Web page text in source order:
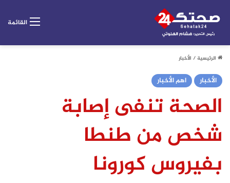
القائمة
الرئيسية/ الأخبار
الأخبار اهم الأخبار
الصحة تنفى إصابة
شخص من طنطا
بفيروس كورونا